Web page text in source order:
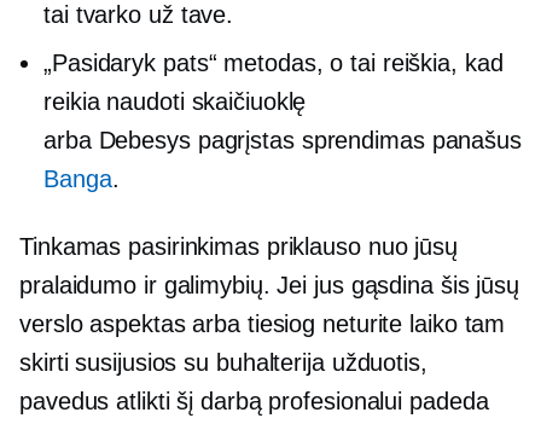
tai tvarko už tave.
„Pasidaryk pats“ metodas, o tai reiškia, kad
reikia naudoti skaičiuoklę
arba Debesys pagrįstassprendimas panašus
Banga.
Tinkamas pasirinkimas priklauso nuo jūsų
pralaidumo ir galimybių. Jei jus gąsdina šis jūsų
verslo aspektas arba tiesiog neturite laiko tam
skirtisusijusios su buhalterijaužduotis,
pavedus atlikti šį darbą profesionalui padeda